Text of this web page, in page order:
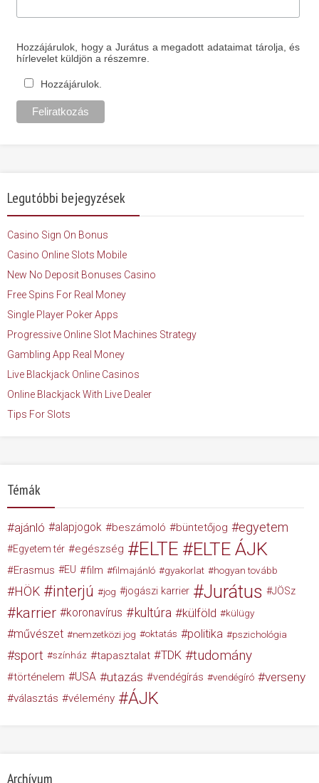
Hozzájárulok, hogy a Jurátus a megadott adataimat tárolja, és
hírlevelet küldjön a részemre.
Hozzájárulok.
Legutóbbi bejegyzések
Casino Sign On Bonus
Casino Online Slots Mobile
New No Deposit Bonuses Casino
Free Spins For Real Money
Single Player Poker Apps
Progressive Online Slot Machines Strategy
Gambling App Real Money
Live Blackjack Online Casinos
Online Blackjack With Live Dealer
Tips For Slots
Témák
ajánló alapjogok beszámoló büntetőjog egyetem
Egyetem tér egészség ELTE ELTE ÁJK
Erasmus EU film filmajánló gyakorlat hogyan tovább
HÖK interjú jog jogászi karrier Jurátus JÖSz
karrier koronavírus kultúra külföld külügy
művészet nemzetközi jog oktatás politika pszichológia
sport színház tapasztalat TDK tudomány
történelem USA utazás vendégírás vendégíró verseny
választás vélemény ÁJK
Archívum